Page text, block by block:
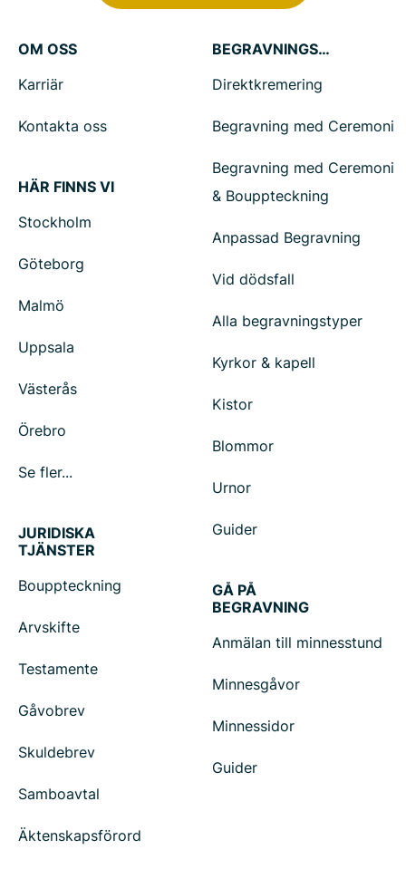
OM OSS
Karriär
Kontakta oss
HÄR FINNS VI
Stockholm
Göteborg
Malmö
Uppsala
Västerås
Örebro
Se fler...
BEGRAVNINGSTJÄNSTER
Direktkremering
Begravning med Ceremoni
Begravning med Ceremoni
& Bouppteckning
Anpassad Begravning
Vid dödsfall
Alla begravningstyper
Kyrkor & kapell
Kistor
Blommor
Urnor
Guider
JURIDISKA
TJÄNSTER
Bouppteckning
Arvskifte
Testamente
Gåvobrev
Skuldebrev
Samboavtal
Äktenskapsförord
GÅ PÅ
BEGRAVNING
Anmälan till minnesstund
Minnesgåvor
Minnessidor
Guider